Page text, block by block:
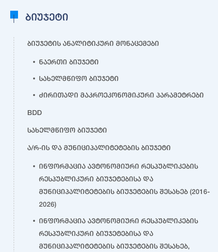
ბიუჯეტი
ბიუჯეტის ანალიტიკური მონაცემები
ნაერთი ბიუჯეტი
სახელმწიფო ბიუჯეტი
ძირითადი მაკროეკონომიკური პარამეტრები
BDD
სახელმწიფო ბიუჯეტი
ა/რ-ის და მუნიციპალიტეტების ბიუჯეტი
ინფორმაცია ავტონომიური რესპუბლიკების
რესპუბლიკური ბიუჯეტებისა და
მუნიციპალიტეტების ბიუჯეტების შესახებ (2016-
2026)
ინფორმაცია ავტონომიური რესპუბლიკების
რესპუბლიკური ბიუჯეტებისა და
მუნიციპალიტეტების ბიუჯეტების შესახებ,